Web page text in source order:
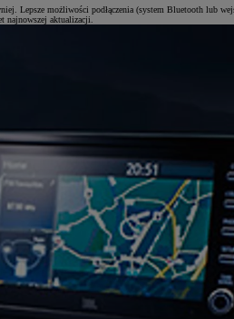
Lepsze możliwości podłączenia (system Bluetooth lub
najnowszej aktualizacji.